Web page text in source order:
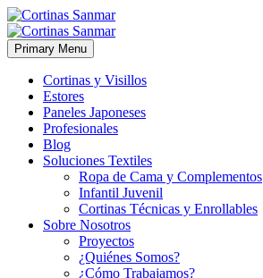
Primary Menu
Cortinas y Visillos
Estores
Paneles Japoneses
Profesionales
Blog
Soluciones Textiles
Ropa de Cama y Complementos
Infantil Juvenil
Cortinas Técnicas y Enrollables
Sobre Nosotros
Proyectos
¿Quiénes Somos?
¿Cómo Trabajamos?